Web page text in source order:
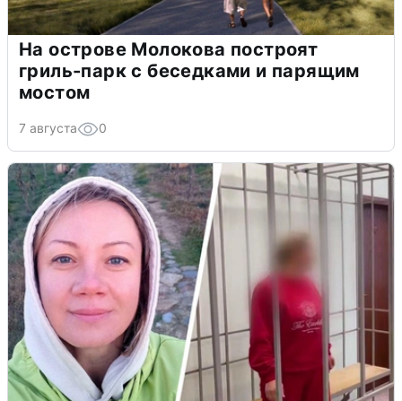
На острове Молокова построят
гриль-парк с беседками и парящим
мостом
7 августа 0